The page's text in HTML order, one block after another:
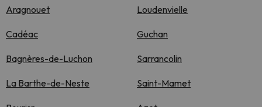
Aragnouet Loudenvielle
Cadéac Guchan
Bagnères-de-Luchon Sarrancolin
La Barthe-de-Neste Saint-Mamet